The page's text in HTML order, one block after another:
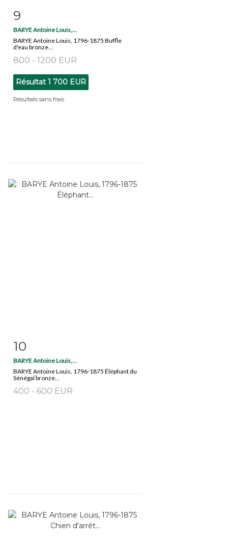
Fiche détaillée
9
BARYE Antoine Louis,...
BARYE Antoine Louis, 1796-1875 Buffle
d'eau bronze...
800 - 1200 EUR
Résultat 1 700 EUR
Résultats sans frais
Fiche détaillée
10
BARYE Antoine Louis,...
BARYE Antoine Louis, 1796-1875 Éléphant du
Sénégal bronze...
400 - 600 EUR